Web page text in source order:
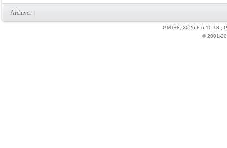
Archiver
GMT+8, 2026-8-6 10:18
,
© 2001-